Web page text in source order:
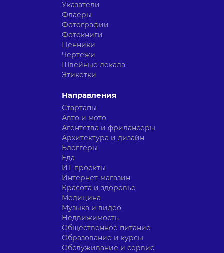
Указатели
Флаеры
Фотографии
Фотокниги
Ценники
Чертежи
Швейные лекала
Этикетки
Направления
Стартапы
Авто и мото
Агентства и фрилансеры
Архитектура и дизайн
Блоггеры
Еда
ИТ-проекты
Интернет-магазин
Красота и здоровье
Медицина
Музыка и видео
Недвижимость
Общественное питание
Образование и курсы
Обслуживание и сервис